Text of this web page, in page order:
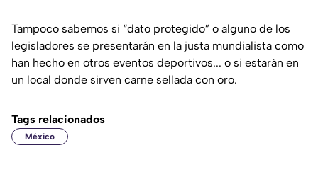
Tampoco sabemos si “dato protegido” o alguno de los
legisladores se presentarán en la justa mundialista como
han hecho en otros eventos deportivos... o si estarán en
un local donde sirven carne sellada con oro.
Tags relacionados
México